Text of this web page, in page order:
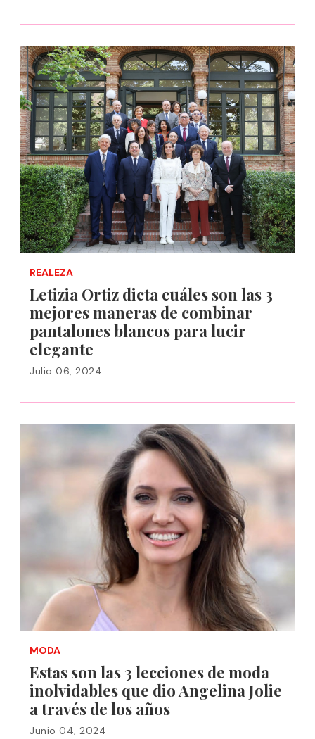
REALEZA
Letizia Ortiz dicta cuáles son las 3
mejores maneras de combinar
pantalones blancos para lucir
elegante
Julio 06, 2024
MODA
Estas son las 3 lecciones de moda
inolvidables que dio Angelina Jolie
a través de los años
Junio 04, 2024